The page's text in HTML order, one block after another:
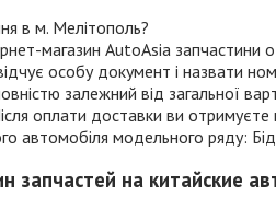
в м. Мелітополь?
магазин AutoAsia запчастини
особу документ і назвати
залежний від загальної
оплати доставки ви
автомобіля модельного ряду:
запчастей на китайские